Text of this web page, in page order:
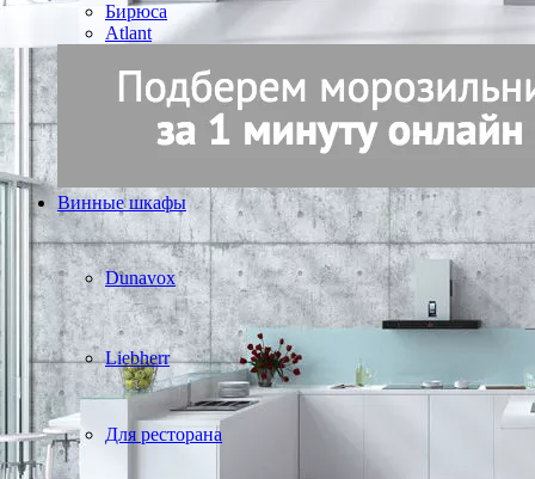
Бирюса
Atlant
Винные шкафы
Dunavox
Liebherr
Для ресторана